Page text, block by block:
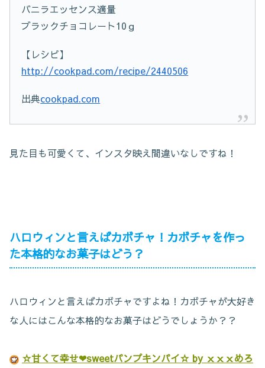
バニラエッセンス適量
ブラックチョコレート10ｇ
【レシピ】
http://cookpad.com/recipe/2440506
出典cookpad.com
見た目も可愛くて、インスタ映え間違いなしですね！
ハロウィンと言えばカボチャ！カボチャを作っ
た本格的なお菓子はどう？
ハロウィンと言えばカボチャですよね！カボチャが大好き
な人にはこんな本格的なお菓子はどうでしょうか？？
☆甘くて幸せ❤sweetパンプキンパイ☆ by ｘｘｘめろ